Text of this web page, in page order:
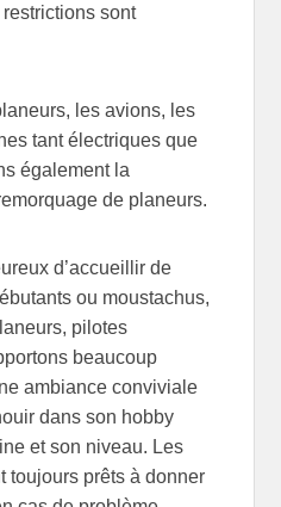
sont
les avions, les
tant électriques que
également la
de planeurs.
d’accueillir de
ou moustachus,
pilotes
beaucoup
ambiance conviviale
dans son hobby
et son niveau. Les
toujours prêts à donner